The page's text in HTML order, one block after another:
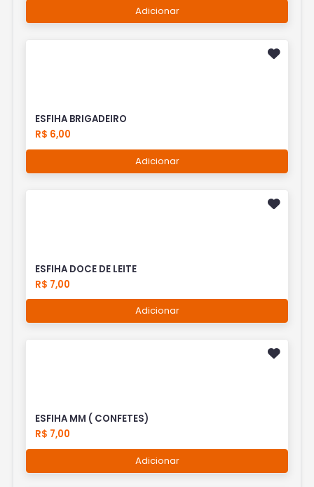
Adicionar
ESFIHA BRIGADEIRO
R$ 6,00
Adicionar
ESFIHA DOCE DE LEITE
R$ 7,00
Adicionar
ESFIHA MM ( CONFETES)
R$ 7,00
Adicionar